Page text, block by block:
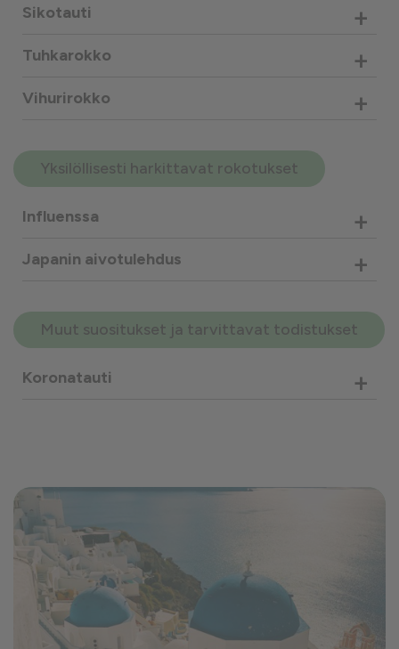
Sikotauti +
Tuhkarokko +
Vihurirokko +
Yksilöllisesti harkittavat rokotukset
Influenssa +
Japanin aivotulehdus +
Muut suositukset ja tarvittavat todistukset
Koronatauti +